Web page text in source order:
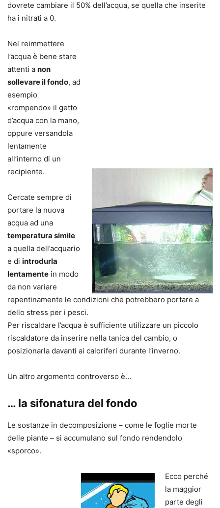
dovrete cambiare il 50% dell’acqua, se quella che inserite
ha i nitrati a 0.
Nel reimmettere
l’acqua è bene stare
attenti a non
sollevare il fondo, ad
esempio
«rompendo» il getto
d’acqua con la mano,
oppure versandola
lentamente
all’interno di un
recipiente.
Cercate sempre di
portare la nuova
acqua ad una
temperatura simile
a quella dell’acquario
e di introdurla
lentamente in modo
da non variare
repentinamente le condizioni che potrebbero portare a
dello stress per i pesci.
Per riscaldare l’acqua è sufficiente utilizzare un piccolo
riscaldatore da inserire nella tanica del cambio, o
posizionarla davanti ai caloriferi durante l’inverno.
Un altro argomento controverso è…
… la sifonatura del fondo
Le sostanze in decomposizione – come le foglie morte
delle piante – si accumulano sul fondo rendendolo
«sporco».
Ecco perché
la maggior
parte degli